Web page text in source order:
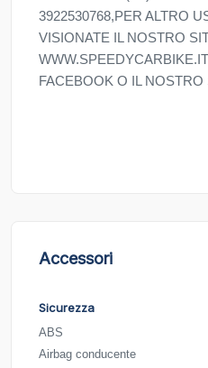
3922530768,PER ALTRO
VISIONATE IL NOSTRO
FACEBOOK O IL
Accessori
Sicurezza
ABS
Airbag conducente